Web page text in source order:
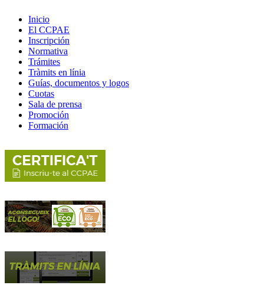
Inicio
El CCPAE
Inscripción
Normativa
Trámites
Tràmits en línia
Guías, documentos y logos
Cuotas
Sala de prensa
Promoción
Formación